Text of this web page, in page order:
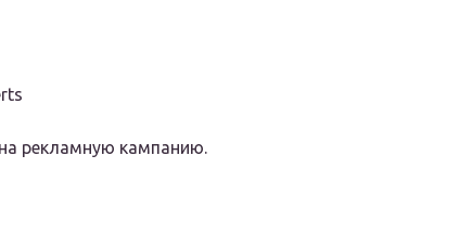
рекламную кампанию.